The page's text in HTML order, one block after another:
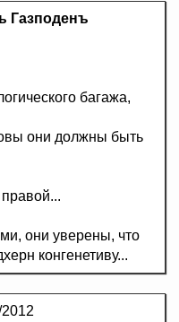
Газподенъ
багажа,
они должны быть
они уверены, что
конгенетиву...